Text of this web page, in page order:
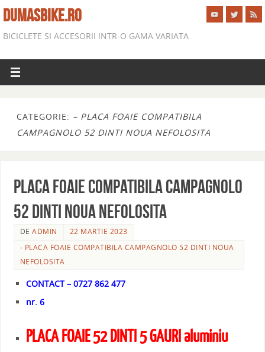
DUMASBIKE.RO
BICICLETE SI ACCESORII INTR-O GAMA VARIATA
CATEGORIE: – PLACA FOAIE COMPATIBILA
CAMPAGNOLO 52 DINTI NOUA NEFOLOSITA
PLACA FOAIE compatibila CAMPAGNOLO
52 DINTI NOUA NEFOLOSITA
DEADMIN
22 MARTIE 2023
- PLACA FOAIE COMPATIBILA CAMPAGNOLO 52 DINTI NOUA
NEFOLOSITA
CONTACT – 0727 862 477
nr. 6
PLACA FOAIE 52 DINTI 5 GAURIaluminiu